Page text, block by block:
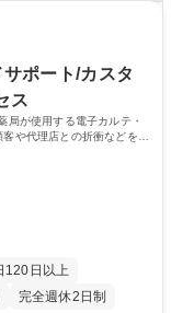
】
イト強化/リモート可
剤・ウェルネス領域
ラットフォームを構築
スを提供し医療DXの
ポート/カスタ
ス
局が使用する電子カルテ・
や代理店との折衝などをお
120日以上
完全週休2日制